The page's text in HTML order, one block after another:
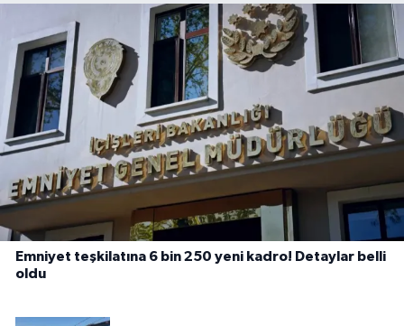
Emniyet teşkilatına 6 bin 250 yeni kadro! Detaylar belli
oldu